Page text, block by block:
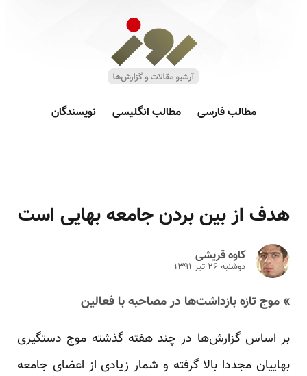
مطالب فارسی مطالب انگلیسی نویسندگان
هدف از بین بردن جامعه بهایی است
کاوه قریشی
دوشنبه ۲۶ تير ۱۳۹۱
» موج تازه بازداشت‌ها در مصاحبه با فعالین
بر اساس گزارش‌ها در چند هفته گذشته موج دستگیری
بهاییان مجددا بالا گرفته و شمار زیادی از اعضای جامعه